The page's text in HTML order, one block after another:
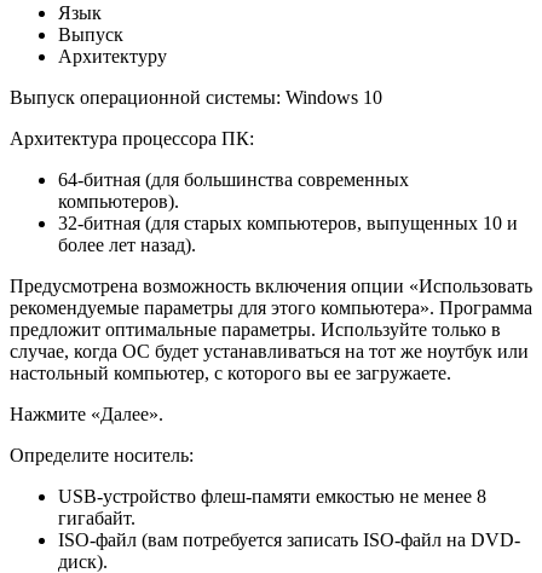
Язык
Выпуск
Архитектуру
Выпуск операционной системы: Windows 10
Архитектура процессора ПК:
64-битная (для большинства современных
компьютеров).
32-битная (для старых компьютеров, выпущенных 10 и
более лет назад).
Предусмотрена возможность включения опции «Использовать
рекомендуемые параметры для этого компьютера». Программа
предложит оптимальные параметры. Используйте только в
случае, когда ОС будет устанавливаться на тот же ноутбук или
настольный компьютер, с которого вы ее загружаете.
Нажмите «Далее».
Определите носитель:
USB-устройство флеш-памяти емкостью не менее 8
гигабайт.
ISO-файл (вам потребуется записать ISO-файл на DVD-
диск).